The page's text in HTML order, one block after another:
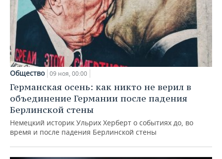
Общество 09 ноя, 00:00
Германская осень: как никто не верил в
объединение Германии после падения
Берлинской стены
Немецкий историк Ульрих Херберт о событиях до, во
время и после падения Берлинской стены